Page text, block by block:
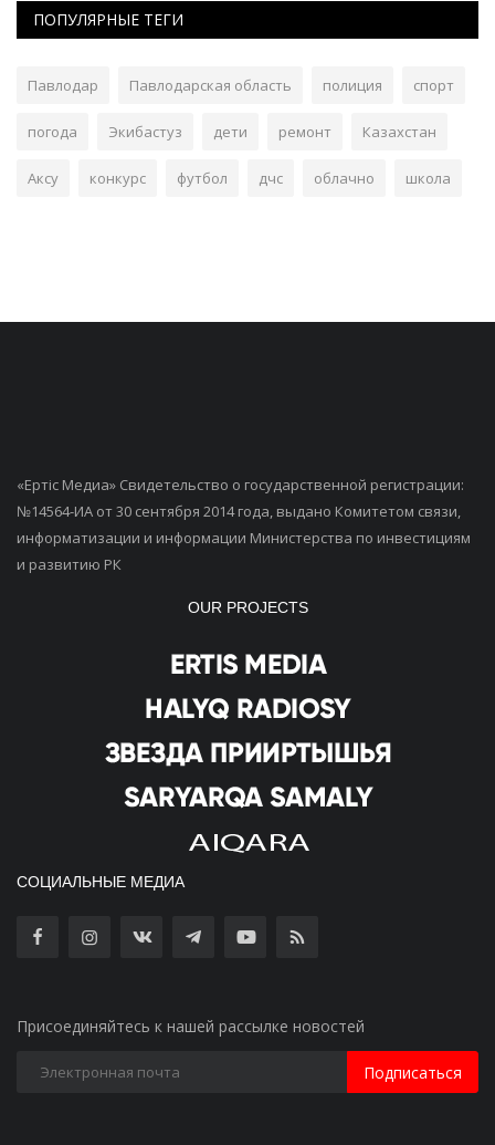
ПОПУЛЯРНЫЕ ТЕГИ
Павлодар Павлодарская область полиция спорт
погода Экибастуз дети ремонт Казахстан
Аксу конкурс футбол дчс облачно школа
«Ертiс Медиа» Свидетельство о государственной регистрации:
№14564-ИА от 30 сентября 2014 года, выдано Комитетом связи,
информатизации и информации Министерства по инвестициям
и развитию РК
OUR PROJECTS
СОЦИАЛЬНЫЕ МЕДИА
Присоединяйтесь к нашей рассылке новостей
Подписаться